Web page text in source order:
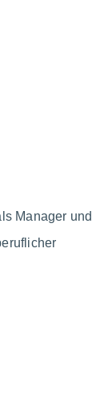
Manager und